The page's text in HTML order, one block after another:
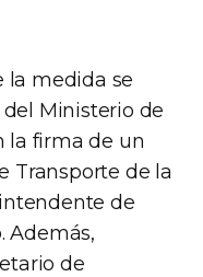
la medida se
Ministerio de
la firma de un
Transporte de la
de
Además,
de